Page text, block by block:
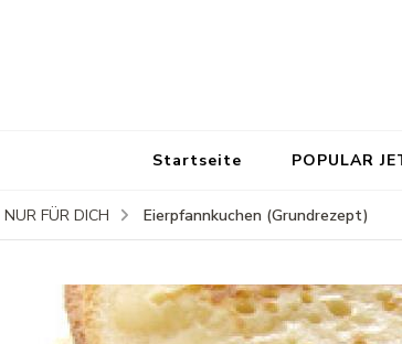
Startseite POPULAR
NUR FÜR DICH Eierpfannkuchen (Grundrezept)